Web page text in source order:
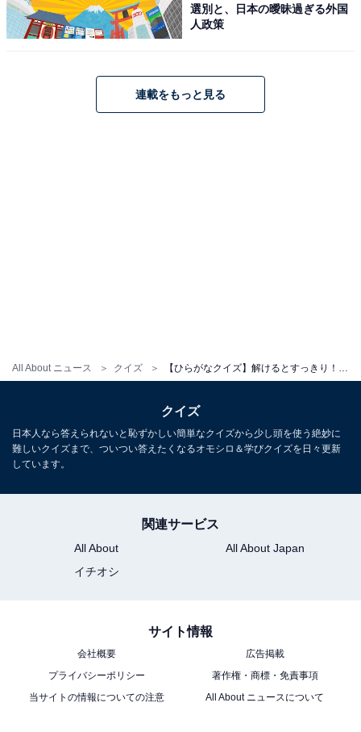
All About ニュース クイズ
選別と、日本の曖昧過ぎる外国
人政策
連載をもっと見る
クイズ
日本人なら答えられないと恥ずかしい簡単なクイズから少し頭を使う絶妙に
難しいクイズまで、ついつい答えたくなるオモシロ＆学びクイズを日々更新
しています。
関連サービス
All About
All About Japan
イチオシ
サイト情報
会社概要
広告掲載
プライバシーポリシー
著作権・商標・免責事項
当サイトの情報についての注意
All About ニュースについて